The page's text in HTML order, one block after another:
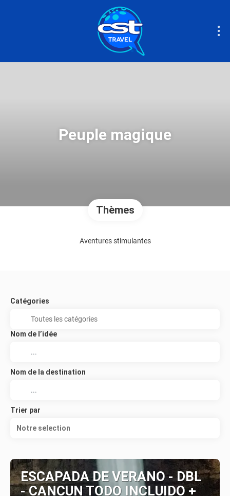
Peuple magique
Thèmes
Aventures stimulantes
Catégories
Nom de l’idée
Nom de la destination
Trier par
Notre selection
ESCAPADA DE VERANO - DBL
- CANCUN TODO INCLUIDO +